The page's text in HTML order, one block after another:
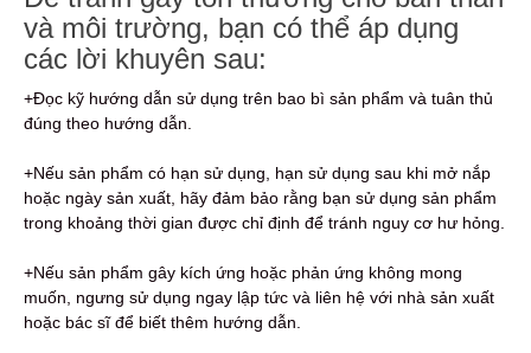
và môi trường, bạn có thể áp dụng
các lời khuyên sau:
+Đọc kỹ hướng dẫn sử dụng trên bao bì sản phẩm và tuân thủ
đúng theo hướng dẫn.
+Nếu sản phẩm có hạn sử dụng, hạn sử dụng sau khi mở nắp
hoặc ngày sản xuất, hãy đảm bảo rằng bạn sử dụng sản phẩm
trong khoảng thời gian được chỉ định để tránh nguy cơ hư hỏng.
+Nếu sản phẩm gây kích ứng hoặc phản ứng không mong
muốn, ngưng sử dụng ngay lập tức và liên hệ với nhà sản xuất
hoặc bác sĩ để biết thêm hướng dẫn.